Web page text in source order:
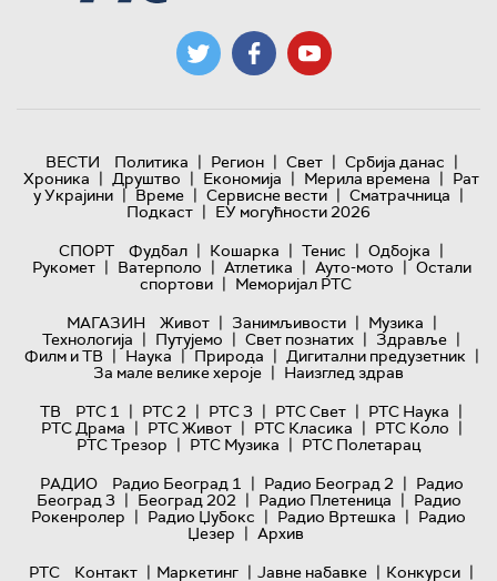
ВЕСТИ Политика | Регион | Свет | Србија данас |
Хроника | Друштво | Економија | Мерила времена | Рат
у Украјини | Време | Сервисне вести | Сматрачница |
Подкаст | ЕУ могућности 2026
СПОРТ
Фудбал | Кошарка | Тенис | Одбојка |
Рукомет | Ватерполо | Атлетика | Ауто-мото | Остали
спортови | Меморијал РТС
МАГАЗИН
Живот | Занимљивости | Музика |
Технологијa | Путујемо | Свет познатих | Здравље |
Филм и ТВ | Наука | Природа | Дигитални предузетник |
За мале велике хероје | Наизглед здрав
ТВ
РТС 1 | РТС 2 | РТС 3 | РТС Свет | РТС Наука |
РТС Драма | РТС Живот | РТС Класика | РТС Коло |
РТС Трезор | РТС Музика | РТС Полетарац
РАДИО
Радио Београд 1 | Радио Београд 2 | Радио
Београд 3 | Београд 202 | Радио Плетеница | Радио
Рокенролер | Радио Џубокс | Радио Вртешка | Радио
Џезер | Архив
РТС
Контакт | Маркетинг | Јавне набавке | Конкурси |